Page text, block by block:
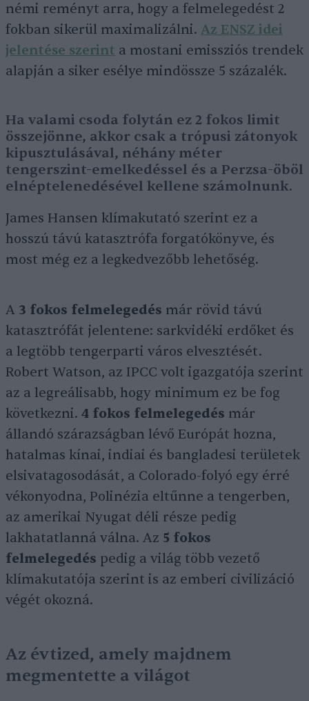
némi reményt arra, hogy a felmelegedést 2
fokban sikerül maximalizálni. Az ENSZ idei
jelentése szerint a mostani emissziós trendek
alapján a siker esélye mindössze 5 százalék.
Ha valami csoda folytán ez 2 fokos limit
összejönne, akkor csak a trópusi zátonyok
kipusztulásával, néhány méter
tengerszint-emelkedéssel és a Perzsa-öböl
elnéptelenedésével kellene számolnunk.
James Hansen klímakutató szerint ez a
hosszú távú katasztrófa forgatókönyve, és
most még ez a legkedvezőbb lehetőség.
A 3 fokos felmelegedés már rövid távú
katasztrófát jelentene: sarkvidéki erdőket és
a legtöbb tengerparti város elvesztését.
Robert Watson, az IPCC volt igazgatója szerint
az a legreálisabb, hogy minimum ez be fog
következni. 4 fokos felmelegedés már
állandó szárazságban lévő Európát hozna,
hatalmas kínai, indiai és bangladesi területek
elsivatagosodását, a Colorado-folyó egy érré
vékonyodna, Polinézia eltűnne a tengerben,
az amerikai Nyugat déli része pedig
lakhatatlanná válna. Az 5 fokos
felmelegedés pedig a világ több vezető
klímakutatója szerint is az emberi civilizáció
végét okozná.
Az évtized, amely majdnem
megmentette a világot